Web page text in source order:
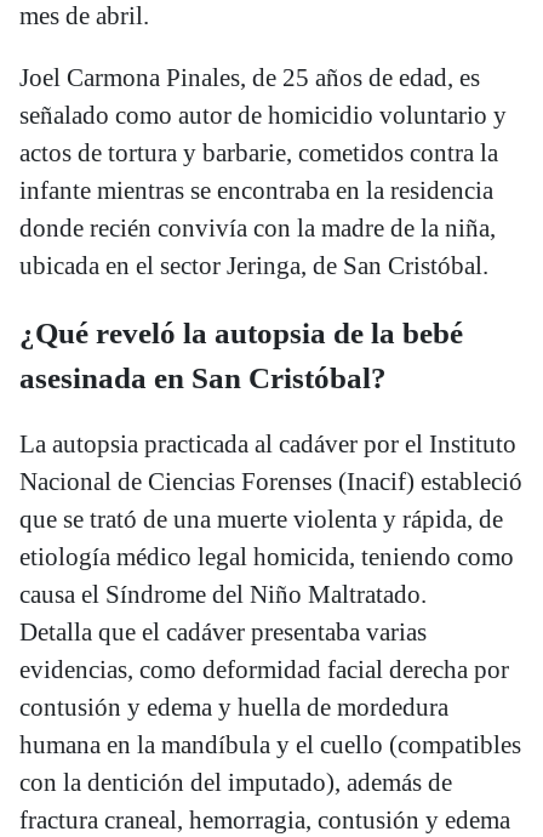
mes de abril.
Joel Carmona Pinales, de 25 años de edad, es
señalado como autor de homicidio voluntario y
actos de tortura y barbarie, cometidos contra la
infante mientras se encontraba en la residencia
donde recién convivía con la madre de la niña,
ubicada en el sector Jeringa, de San Cristóbal.
¿Qué reveló la autopsia de la bebé
asesinada en San Cristóbal?
La autopsia practicada al cadáver por el Instituto
Nacional de Ciencias Forenses (Inacif) estableció
que se trató de una muerte violenta y rápida, de
etiología médico legal homicida, teniendo como
causa el Síndrome del Niño Maltratado.
Detalla que el cadáver presentaba varias
evidencias, como deformidad facial derecha por
contusión y edema y huella de mordedura
humana en la mandíbula y el cuello (compatibles
con la dentición del imputado), además de
fractura craneal, hemorragia, contusión y edema